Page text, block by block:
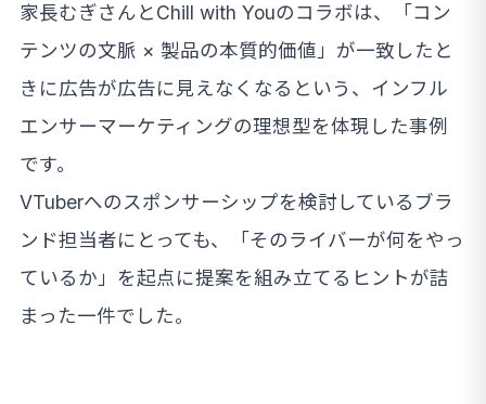
家長むぎさんとChill with Youのコラボは、「コン
テンツの文脈 × 製品の本質的価値」が一致したと
きに広告が広告に見えなくなるという、インフル
エンサーマーケティングの理想型を体現した事例
です。
VTuberへのスポンサーシップを検討しているブラ
ンド担当者にとっても、「そのライバーが何をやっ
ているか」を起点に提案を組み立てるヒントが詰
まった一件でした。